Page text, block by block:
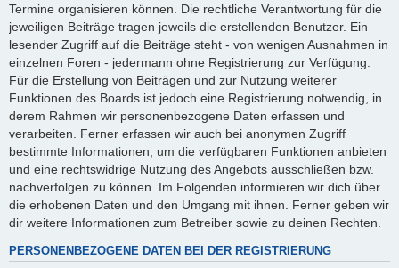
Termine organisieren können. Die rechtliche Verantwortung für die
jeweiligen Beiträge tragen jeweils die erstellenden Benutzer. Ein
lesender Zugriff auf die Beiträge steht - von wenigen Ausnahmen in
einzelnen Foren - jedermann ohne Registrierung zur Verfügung.
Für die Erstellung von Beiträgen und zur Nutzung weiterer
Funktionen des Boards ist jedoch eine Registrierung notwendig, in
derem Rahmen wir personenbezogene Daten erfassen und
verarbeiten. Ferner erfassen wir auch bei anonymen Zugriff
bestimmte Informationen, um die verfügbaren Funktionen anbieten
und eine rechtswidrige Nutzung des Angebots ausschließen bzw.
nachverfolgen zu können. Im Folgenden informieren wir dich über
die erhobenen Daten und den Umgang mit ihnen. Ferner geben wir
dir weitere Informationen zum Betreiber sowie zu deinen Rechten.
PERSONENBEZOGENE DATEN BEI DER REGISTRIERUNG